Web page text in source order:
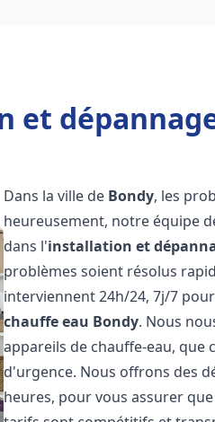
et
Dans la ville de Bondy, les
heureusement, notre équipe
dans l'installation et
problèmes soient résolus
interviennent 24h/24, 7j/7
chauffe eau Bondy. Nous
appareils de chauffe-eau,
d'urgence. Nous offrons des
heures, pour vous assurer